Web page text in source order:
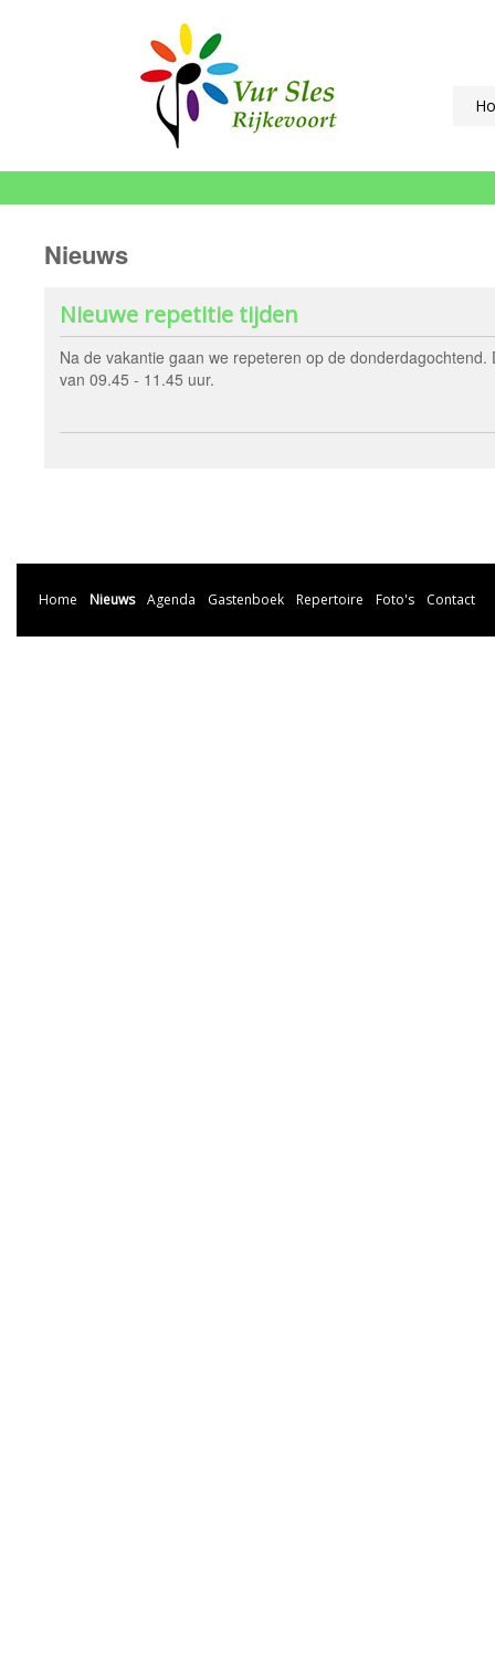
Nieuws
Nieuwe repetitie tijden
Na de vakantie gaan we repeteren op de
van 09.45 - 11.45 uur.
Home Nieuws Agenda Gastenboek Repertoire Foto's Contact